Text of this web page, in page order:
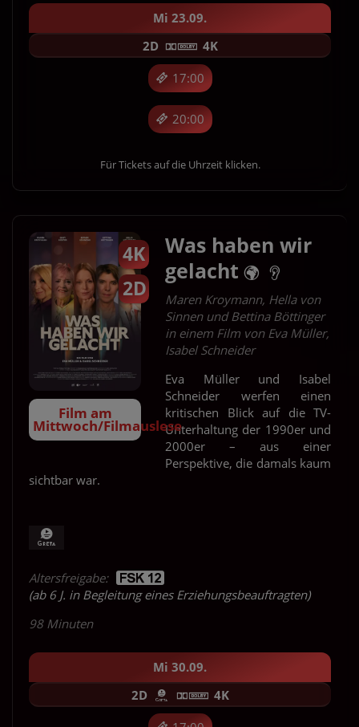
Mi 23.09.
17:00
20:00
2D 4K
Für Tickets auf die Uhrzeit klicken.
4K
2D
Film am
Mittwoch/Filmauslese
Was haben wir
gelacht
Maren Kroymann, Hella von
Sinnen und Bettina Böttinger
in einem Film von Eva Müller,
Isabel Schneider
Eva Müller und Isabel
Schneider werfen einen
kritischen Blick auf die TV-
Unterhaltung der 1990er und
2000er – aus einer
Perspektive, die damals kaum
sichtbar war.
Altersfreigabe:
(ab 6 J. in Begleitung eines Erziehungsbeauftragten)
98 Minuten
Mi 30.09.
2D 4K